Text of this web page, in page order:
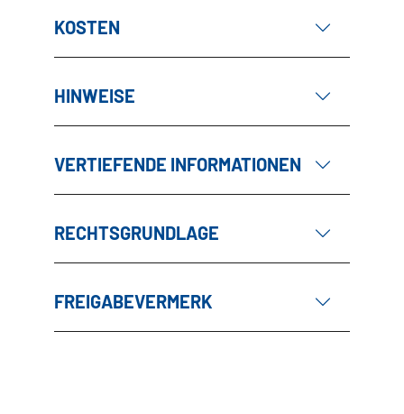
KOSTEN
HINWEISE
VERTIEFENDE INFORMATIONEN
RECHTSGRUNDLAGE
FREIGABEVERMERK